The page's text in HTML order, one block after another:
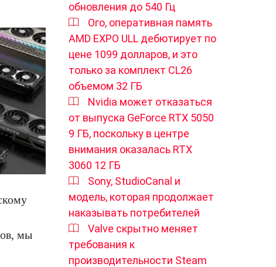
мы
обновления до 540 Гц
Ого, оперативная память
AMD EXPO ULL дебютирует по
цене 1099 долларов, и это
только за комплект CL26
объемом 32 ГБ
Nvidia может отказаться
от выпуска GeForce RTX 5050
9 ГБ, поскольку в центре
внимания оказалась RTX
3060 12 ГБ
Sony, StudioCanal и
модель, которая продолжает
наказывать потребителей
Valve скрытно меняет
требования к
производительности Steam